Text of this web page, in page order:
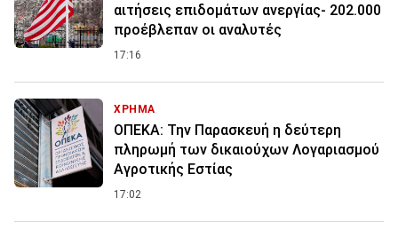
αιτήσεις επιδομάτων ανεργίας- 202.000
προέβλεπαν οι αναλυτές
17:16
ΧΡΗΜΑ
ΟΠΕΚΑ: Την Παρασκευή η δεύτερη
πληρωμή των δικαιούχων Λογαριασμού
Αγροτικής Εστίας
17:02